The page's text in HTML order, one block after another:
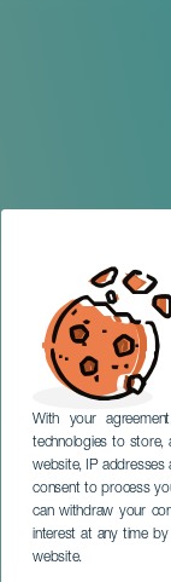
With your
technologies to store,
website, IP addresses
consent to process
can withdraw your
interest at any time by
website.Aldea
GRAN